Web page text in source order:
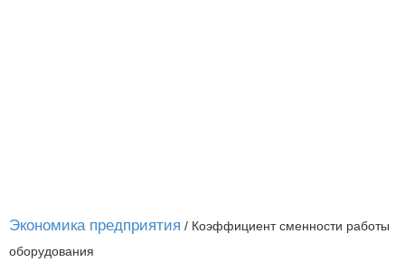
Экономика предприятия / Коэффициент сменности работы
оборудования